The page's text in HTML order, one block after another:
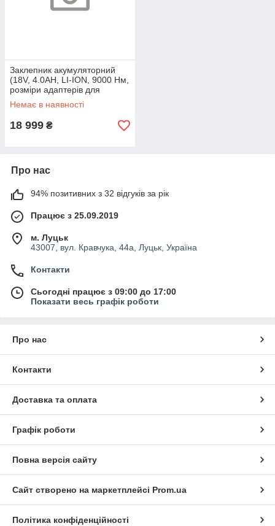
Заклепник акумуляторний
(18V, 4.0AH, LI-ION, 9000 Нм,
розміри адаптерів для
заклепок-2.4, 3.2, 4.0, 5.0)
Немає в наявності
18 999 ₴
Про нас
94% позитивних з 32 відгуків за рік
Працює з 25.09.2019
м. Луцьк
43007, вул. Кравчука, 44а, Луцьк, Україна
Контакти
Сьогодні працює з 09:00 до 17:00
Показати весь графік роботи
Про нас
Контакти
Доставка та оплата
Графік роботи
Повна версія сайту
Сайт створено на маркетплейсі Prom.ua
Політика конфіденційності